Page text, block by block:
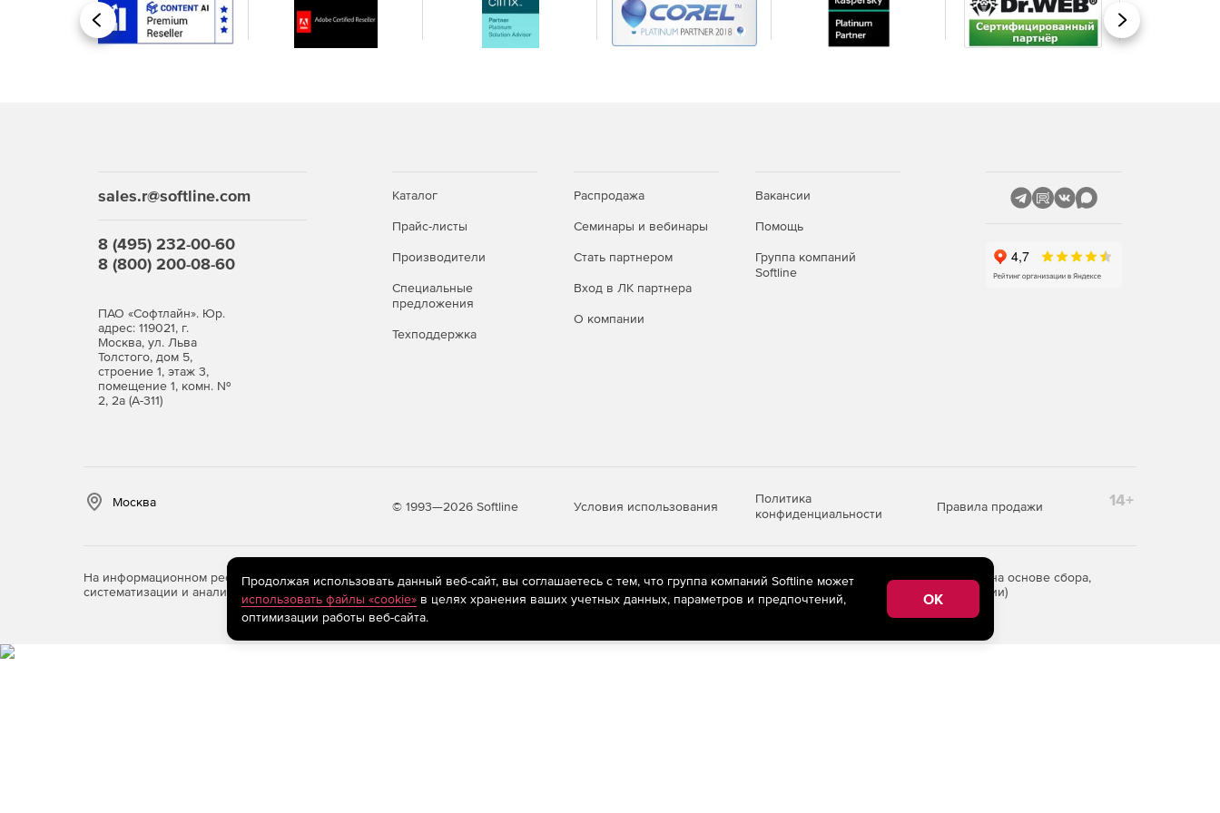
Назад Вперед
sales.r@softline.com
8 (495) 232-00-60
8 (800) 200-08-60
ПАО «Софтлайн». Юр.
адрес: 119021, г.
Москва, ул. Льва
Толстого, дом 5,
строение 1, этаж 3,
помещение 1, комн. №
2, 2а (А-311)
Каталог
Прайс-листы
Производители
Специальные
предложения
Техподдержка
Распродажа
Семинары и вебинары
Стать партнером
Вход в ЛК партнера
О компании
Вакансии
Помощь
Группа компаний
Softline
Москва © 1993—2026 Softline Условия использования
Политика
конфиденциальности
Правила продажи 14+
На информационном ресурсе store.softline.ru применяютсярекомендательные технологии(информационные технологии предоставления информации на основе сбора,
систематизации и анализа сведений, относящихся к предпочтениям пользователей сети «Интернет», находящихся на территории Российской Федерации)
Продолжая использовать данный веб-сайт, вы соглашаетесь с тем, что группа компаний Softline может
использовать файлы «cookie»в целях хранения ваших учетных данных, параметров и предпочтений,
оптимизации работы веб-сайта.
OK